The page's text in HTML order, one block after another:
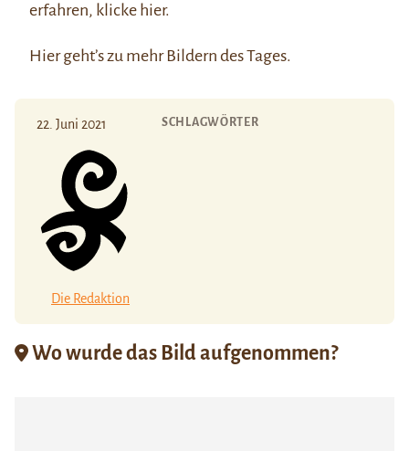
erfahren, klicke hier.
Hiergeht’s zu mehr Bildern des Tages.
22. Juni 2021
Die Redaktion
SCHLAGWÖRTER
Wo wurde das Bild aufgenommen?